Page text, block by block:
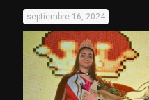
septiembre 16, 2024